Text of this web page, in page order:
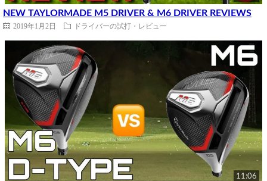
NEW TAYLORMADE M5 DRIVER & M6 DRIVER REVIEWS
2019年1月2日 ドライバーの試打・レビュー
11:06